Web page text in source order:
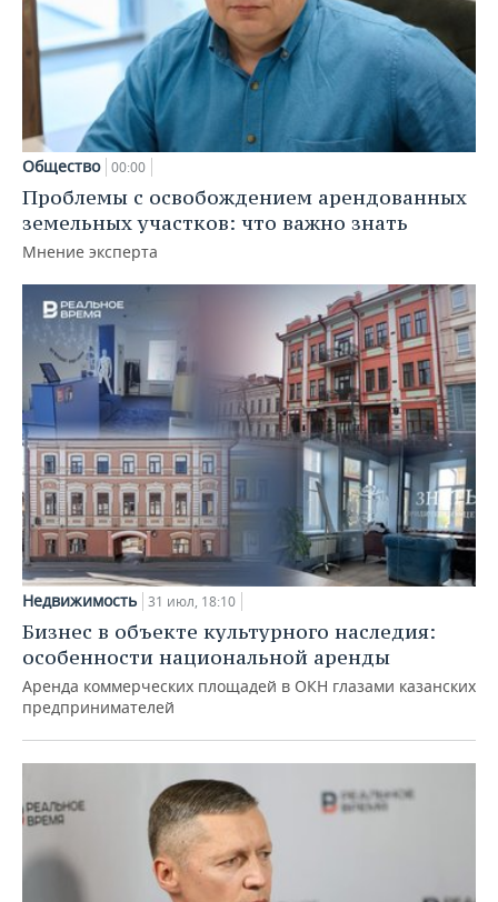
Общество 00:00
Проблемы с освобождением арендованных
земельных участков: что важно знать
Мнение эксперта
Недвижимость 31 июл, 18:10
Бизнес в объекте культурного наследия:
особенности национальной аренды
Аренда коммерческих площадей в ОКН глазами казанских
предпринимателей